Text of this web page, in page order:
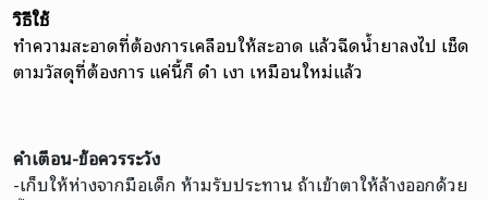
วิธีใช้
ทำความสะอาดที่ต้องการเคลือบให้สะอาด แล้วฉีดน้ำยาลงไป เช็ด
ตามวัสดุที่ต้องการ แค่นี้ก็ ดำ เงา เหมือนใหม่แล้ว
คำเตือน-ข้อควรระวัง
-เก็บให้ห่างจากมือเด็ก ห้ามรับประทาน ถ้าเข้าตาให้ล้างออกด้วย